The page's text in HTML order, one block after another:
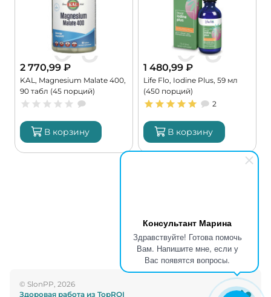
Консультант Марина
Здравствуйте! Готова помочь
Вам. Напишите мне, если у
Вас появятся вопросы.
2 770,99 ₽
KAL, Magnesium Malate 400,
90 табл (45 порций)
В корзину
1 480,99 ₽
Life Flo, Iodine Plus, 59 мл
(450 порций)
2
В корзину
© SlonPP, 2026
Здоровая работа из TopROI